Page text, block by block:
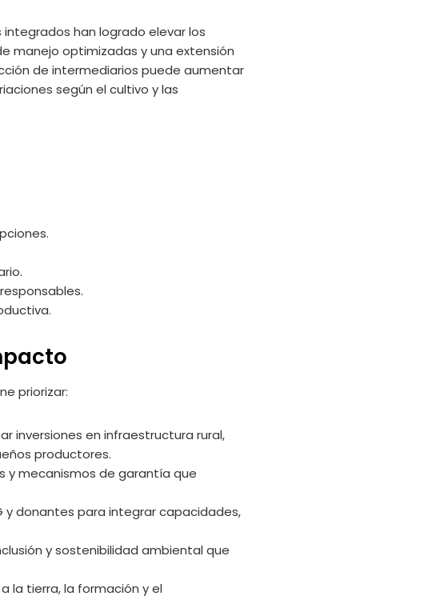
han logrado elevar los
manejo optimizadas y una extensión
de intermediarios puede aumentar
según el cultivo y las
priorizar:
inversiones en infraestructura rural,
productores.
y mecanismos de garantía que
y donantes para integrar capacidades,
y sostenibilidad ambiental que
la tierra, la formación y el